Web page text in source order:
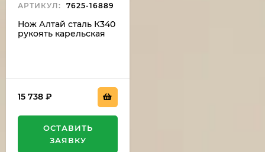
АРТИКУЛ: 7625-16889
Нож Алтай сталь К340
рукоять карельская
15 738 ₽
ОСТАВИТЬ
ЗАЯВКУ